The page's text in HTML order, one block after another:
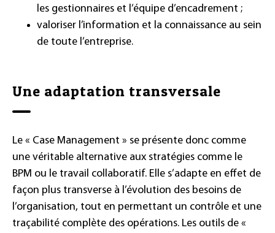
les gestionnaires et l’équipe d’encadrement ;
valoriser l’information et la connaissance au sein
de toute l’entreprise.
Une adaptation transversale
Le « Case Management » se présente donc comme
une véritable alternative aux stratégies comme le
BPM ou le travail collaboratif. Elle s’adapte en effet de
façon plus transverse à l’évolution des besoins de
l’organisation, tout en permettant un contrôle et une
traçabilité complète des opérations. Les outils de «